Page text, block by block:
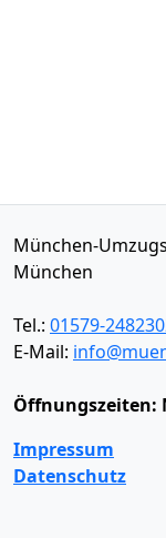
München-
München
Tel.: 01579-
E-Mail:
Öffnungszeiten:
Impressum
Datenschutz